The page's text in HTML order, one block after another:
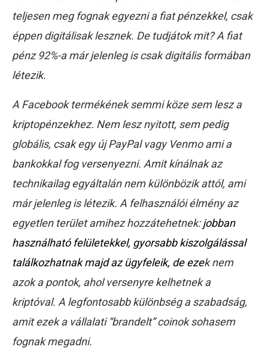
teljesen meg fognak egyezni a fiat pénzekkel, csak
éppen digitálisak lesznek. De tudjátok mit? A fiat
pénz 92%-a már jelenleg is csak digitális formában
létezik.
A Facebook termékének semmi köze sem lesz a
kriptopénzekhez. Nem lesz nyitott, sem pedig
globális, csak egy új PayPal vagy Venmo ami a
bankokkal fog versenyezni. Amit kínálnak az
technikailag egyáltalán nem különbözik attól, ami
már jelenleg is létezik. A felhasználói élmény az
egyetlen terület amihez hozzátehetnek:jobban
használható felületekkel, gyorsabb kiszolgálással
találkozhatnak majd az ügyfeleik, de ezek nem
azok a pontok, ahol versenyre kelhetnek a
kriptóval. A legfontosabb különbség a szabadság,
amit ezek a vállalati “brandelt” coinok sohasem
fognak megadni.